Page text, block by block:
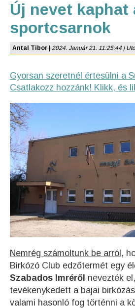
Új nevet kaphat
sportcsarnok
Antal Tibor 2024. Január 21. 11:25:44 |
Gyorsan szeretnél értesülni a
Csatlakozz hozzánk! Klikk, és
Nemrég számoltunk be arról ,
Birkózó Club edzőtermét egy
Szabados Imréről nevezték
tevékenykedett a bajai
valami hasonló fog történni a